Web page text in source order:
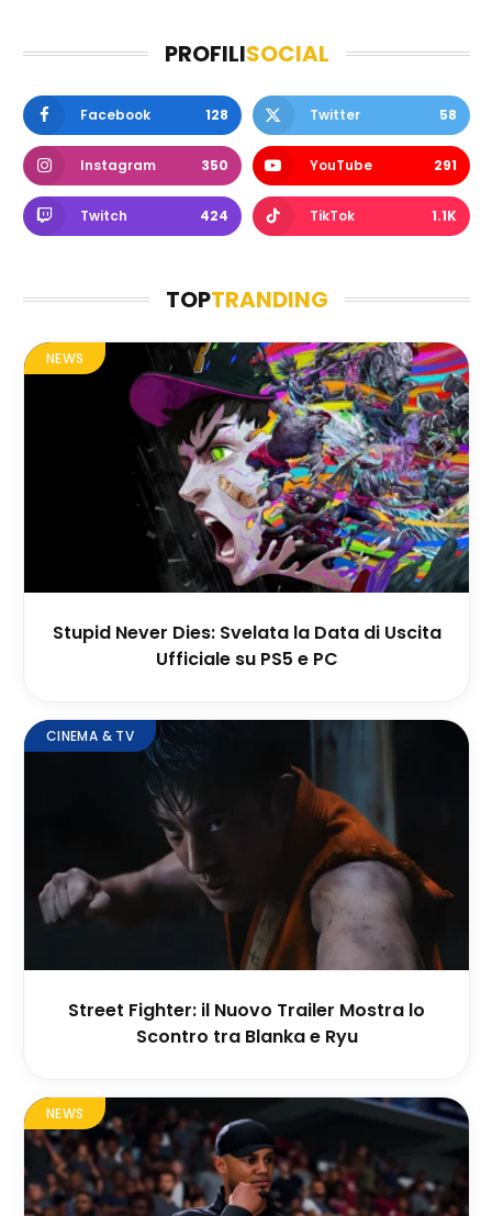
PROFILISOCIAL
Facebook 128 Twitter 58
Instagram 350 YouTube 291
Twitch 424 TikTok 1.1K
TOPTRANDING
NEWS
Stupid Never Dies: Svelata la Data di Uscita
Ufficiale su PS5 e PC
CINEMA & TV
Street Fighter: il Nuovo Trailer Mostra lo
Scontro tra Blanka e Ryu
NEWS